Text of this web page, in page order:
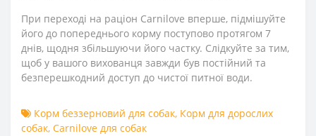
При переході на раціон Carnilove вперше, підмішуйте
його до попереднього корму поступово протягом 7
днів, щодня збільшуючи його частку. Слідкуйте за тим,
щоб у вашого вихованця завжди був постійний та
безперешкодний доступ до чистої питної води.
Корм беззерновий для собак, Корм для дорослих
собак, Carnilove для собак